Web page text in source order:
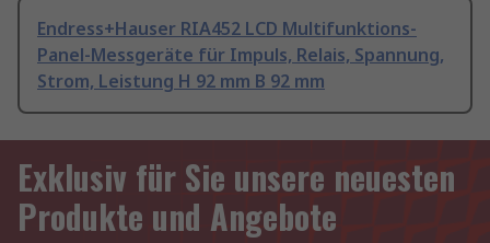
Endress+Hauser RIA452 LCD Multifunktions-
Panel-Messgeräte für Impuls, Relais, Spannung,
Strom, Leistung H 92 mm B 92 mm
Exklusiv für Sie unsere neuesten
Produkte und Angebote